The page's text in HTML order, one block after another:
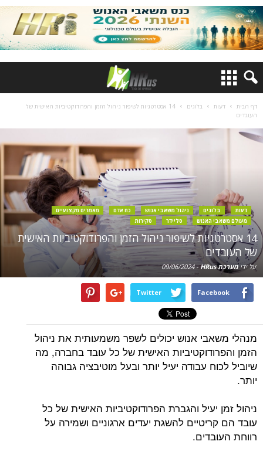
דף הבית דעות בלוגים
14 אסטרטגיות לשיפור ניהול הזמן והפרודוקטיביות האישית של
העובדים
דעות בלוגים ניהול משאבי אנוש כח אדם
מאמרים מקצועיים
מעולם משאבי האנוש
סליידר סקירות
14 אסטרטגיות לשיפור ניהול הזמן והפרודוקטיביות האישית
של העובדים
על ידימערכת HRus -
09/06/2024
Facebook
Twitter
מנהלי משאבי אנוש יכולים לשפר משמעותית את ניהול
הזמן והפרודוקטיביות האישית של כל עובד בחברה, מה
שיוביל לכוח עבודה יעיל יותר ובעל מוטיבציה גבוהה
יותר.
ניהול זמן יעיל והגברת הפרודוקטיביות האישית של כל
עובד הם קריטיים להשגת יעדים ארגוניים ושמירה על
רווחת העובדים.